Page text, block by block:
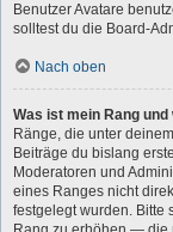
Benutzer Avatare
solltest du die Board-
Nach oben
Was ist mein Rang
Ränge, die unter
Beiträge du bislang
Moderatoren und
eines Ranges nicht
festgelegt wurden. Bitte